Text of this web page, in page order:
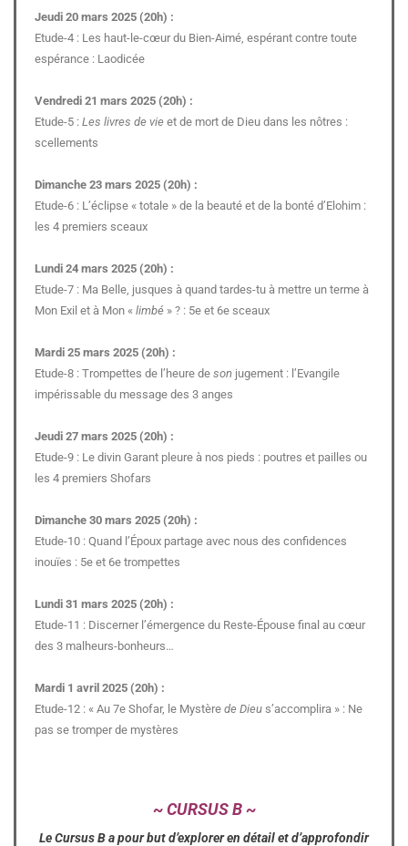
Jeudi 20 mars 2025 (20h) :
Etude-4 : Les haut-le-cœur du Bien-Aimé, espérant contre toute
espérance : Laodicée
Vendredi 21 mars 2025 (20h) :
Etude-5 : Les livres de vie et de mort de Dieu dans les nôtres :
scellements
Dimanche 23 mars 2025 (20h) :
Etude-6 : L’éclipse « totale » de la beauté et de la bonté d’Elohim :
les 4 premiers sceaux
Lundi 24 mars 2025 (20h) :
Etude-7 : Ma Belle, jusques à quand tardes-tu à mettre un terme à
Mon Exil et à Mon « limbé » ? : 5e et 6e sceaux
Mardi 25 mars 2025 (20h) :
Etude-8 : Trompettes de l’heure de son jugement : l’Evangile
impérissable du message des 3 anges
Jeudi 27 mars 2025 (20h) :
Etude-9 : Le divin Garant pleure à nos pieds : poutres et pailles ou
les 4 premiers Shofars
Dimanche 30 mars 2025 (20h) :
Etude-10 : Quand l’Époux partage avec nous des confidences
inouïes : 5e et 6e trompettes
Lundi 31 mars 2025 (20h) :
Etude-11 : Discerner l’émergence du Reste-Épouse final au cœur
des 3 malheurs-bonheurs…
Mardi 1 avril 2025 (20h) :
Etude-12 : « Au 7e Shofar, le Mystère de Dieu s’accomplira » : Ne
pas se tromper de mystères
~ CURSUS B ~
Le Cursus B a pour but d’explorer en détail et d’approfondir